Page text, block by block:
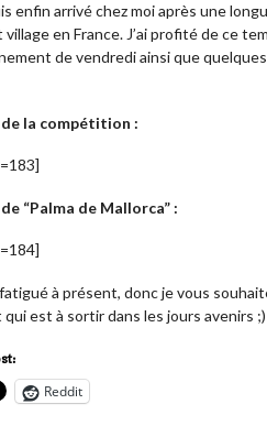
enfin arrivé chez moi après une
en France. J’ai profité de ce
de vendredi ainsi que
la compétition :
“Palma de Mallorca” :
à présent, donc je vous
qui est à sortir dans les jours avenirs
Reddit